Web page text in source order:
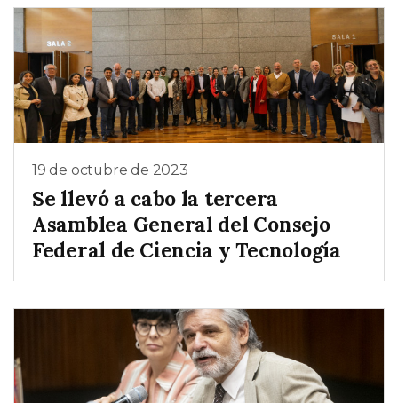
19 de octubre de 2023
Se llevó a cabo la tercera
Asamblea General del Consejo
Federal de Ciencia y Tecnología